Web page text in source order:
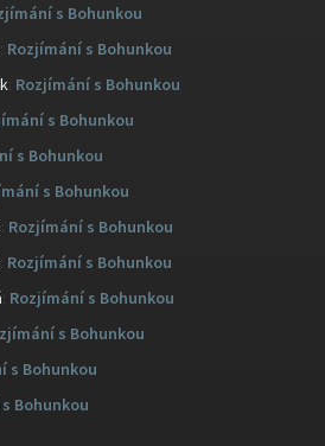
s Bohunkou
Rozjímání s Bohunkou
Rozjímání s Bohunkou
s Bohunkou
s Bohunkou
s Bohunkou
Rozjímání s Bohunkou
Rozjímání s Bohunkou
Rozjímání s Bohunkou
s Bohunkou
s Bohunkou
Bohunkou